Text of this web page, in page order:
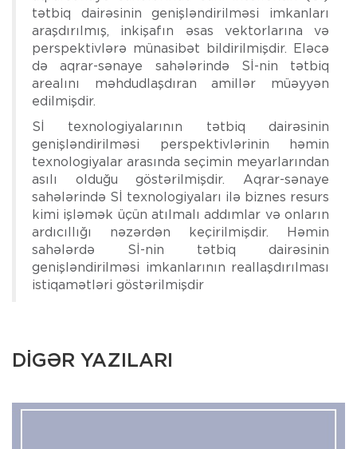
tətbiq dairəsinin genişləndirilməsi imkanları
araşdırılmış, inkişafın əsas vektorlarına və
perspektivlərə münasibət bildirilmişdir. Eləcə
də aqrar-sənaye sahələrində Sİ-nin tətbiq
arealını məhdudlaşdıran amillər müəyyən
edilmişdir.
Sİ texnologiyalarının tətbiq dairəsinin
genişləndirilməsi perspektivlərinin həmin
texnologiyalar arasında seçimin meyarlarından
asılı olduğu göstərilmişdir. Aqrar-sənaye
sahələrində Sİ texnologiyaları ilə biznes resurs
kimi işləmək üçün atılmalı addımlar və onların
ardıcıllığı nəzərdən keçirilmişdir. Həmin
sahələrdə Sİ-nin tətbiq dairəsinin
genişləndirilməsi imkanlarının reallaşdırılması
istiqamətləri göstərilmişdir
DİGƏR YAZILARI